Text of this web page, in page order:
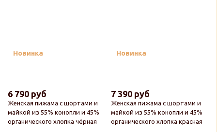
Новинка
Женская пижама с шортами и
майкой из 55% конопли и 45%
органического хлопка чёрная
6 790 руб
Новинка
Женская пижама с шортами и
майкой из 55% конопли и 45%
органического хлопка красная
7 390 руб